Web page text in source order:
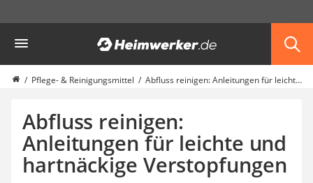
Haushalt & Freizeit
Diascanner
Walkie-Talkie Kinder
Stunt-Scooter
Gusseisen Bräter
Induktionskochfeld
Tischgeschirrspüler
Elektronische Dartscheibe
Pflege- & Reinigungsmittel Abfluss reinigen: Anleitungen für leichte und hartnäckige Verstopfungen
Abfluss reinigen:
Anleitungen für leichte und
hartnäckige Verstopfungen